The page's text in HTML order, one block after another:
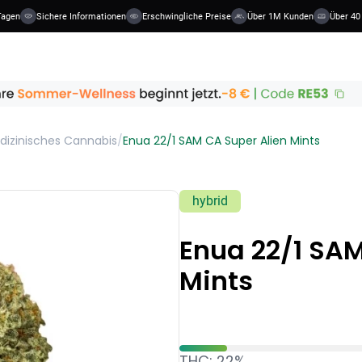
Sichere Informationen Erschwingliche Preise Über 1M Kunden Über 40
Cannabis/Enua 22/1 SAM CA Super Alien Mints
hybrid
Enua 22/1
Mints